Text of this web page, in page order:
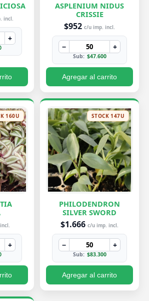
incl.
+
ASPLENIUM NIDUS
CRISSIE
$952 c/u imp. incl.
− +
Sub: $47.600
Agregar al carrito
160U
+
STOCK 147U
PHILODENDRON
SILVER SWORD
$1.666 c/u imp. incl.
− +
Sub: $83.300
Agregar al carrito